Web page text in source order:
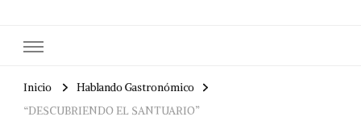
Inicio
Hablando Gastronómico
“DESCUBRIENDO EL SANTUARIO”